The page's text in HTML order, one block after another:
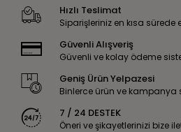
Hızlı Teslimat
Siparişleriniz en kısa sürede
Güvenli Alışveriş
Güvenli ve kolay ödeme
Geniş Ürün Yelpazesi
Binlerce ürün ve kampanya
7 / 24 DESTEK
Öneri ve şikayetlerinizi bize